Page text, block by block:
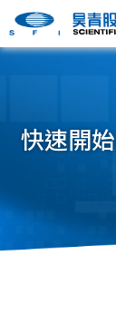
快速開